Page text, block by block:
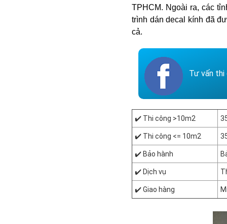
TPHCM. Ngoài ra, các
trình dán decal kính đã
cả.
Tư vấn thi
✔️ Thi công >10m2
✔️ Thi công <= 10m2
✔️ Bảo hành
✔️ Dịch vụ
✔️ Giao hàng